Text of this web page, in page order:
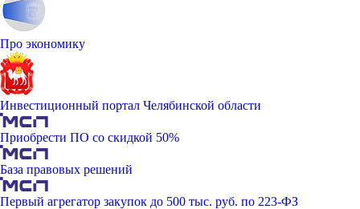
Про экономику
Инвестиционный портал Челябинской области
Приобрести ПО со скидкой 50%
База правовых решений
Первый агрегатор закупок до 500 тыс. руб. по 223-ФЗ